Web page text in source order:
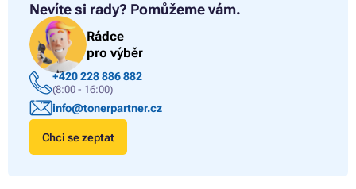
Nevíte si rady? Pomůžeme vám.
Rádce
pro výběr
+420 228 886 882
(8:00 - 16:00)
info@tonerpartner.cz
Chci se zeptat